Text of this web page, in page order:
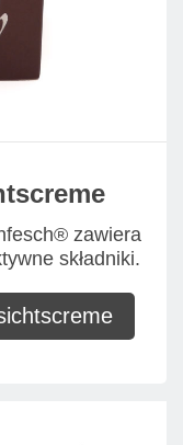
zawiera
składniki.